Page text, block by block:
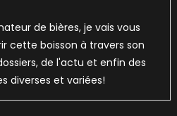
de bières, je vais vous
cette boisson à travers son
de l'actu et enfin des
diverses et variées!